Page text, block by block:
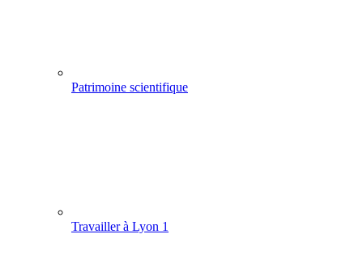
Patrimoine scientifique
Travailler à Lyon 1